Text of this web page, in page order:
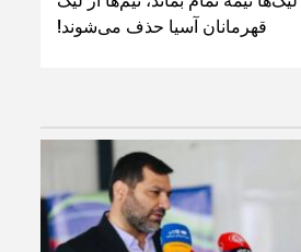
قهرمانان آسیا حذف می‌شوند!